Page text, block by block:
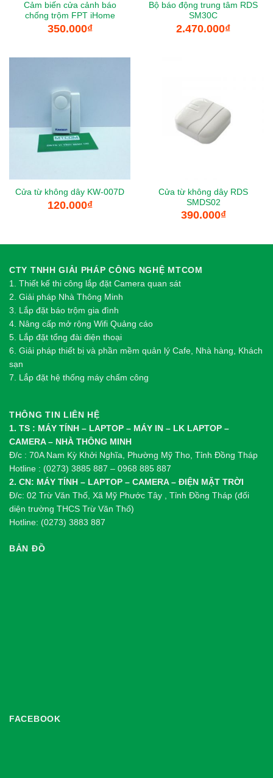
Cảm biến cửa cảnh báo
chống trộm FPT iHome
350.000₫
Bộ báo động trung tâm RDS
SM30C
2.470.000₫
Cửa từ không dây KW-007D
120.000₫
Cửa từ không dây RDS
SMDS02
390.000₫
CTY TNHH GIẢI PHÁP CÔNG NGHỆ MTCOM
1. Thiết kế thi công lắp đặt Camera quan sát
2. Giải pháp Nhà Thông Minh
3. Lắp đặt báo trộm gia đình
4. Nâng cấp mở rộng Wifi Quảng cáo
5. Lắp đặt tổng đài điện thoại
6. Giải pháp thiết bị và phần mềm quản lý Cafe, Nhà hàng, Khách
sạn
7. Lắp đặt hệ thống máy chấm công
THÔNG TIN LIÊN HỆ
1. TS : MÁY TÍNH – LAPTOP – MÁY IN – LK LAPTOP –
CAMERA – NHÀ THÔNG MINH
Đ/c : 70A Nam Kỳ Khởi Nghĩa, Phường Mỹ Tho, Tỉnh Đồng Tháp
Hotline : (0273) 3885 887 – 0968 885 887
2. CN: MÁY TÍNH – LAPTOP – CAMERA – ĐIỆN MẶT TRỜI
Đ/c: 02 Trừ Văn Thố, Xã Mỹ Phước Tây , Tỉnh Đồng Tháp (đối
diện trường THCS Trừ Văn Thố)
Hotline: (0273) 3883 887
BẢN ĐỒ
FACEBOOK